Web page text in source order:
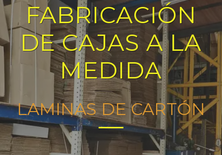
FABRICACIÓN
DE CAJAS A LA
MEDIDA
LAMINAS DE CARTÓN